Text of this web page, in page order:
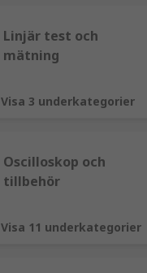
Linjär test och
mätning
Visa 3 underkategorier
Oscilloskop och
tillbehör
Visa 11 underkategorier